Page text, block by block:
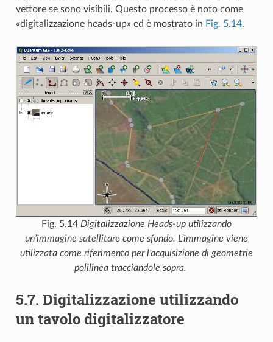
vettore se sono visibili. Questo processo è noto come
«digitalizzazione heads-up» ed è mostrato in Fig. 5.14.
Fig. 5.14 Digitalizzazione Heads-up utilizzando
un’immagine satellitare come sfondo. L’immagine viene
utilizzata come riferimento per l’acquisizione di geometrie
polilinea tracciandole sopra.
5.7. Digitalizzazione utilizzando
un tavolo digitalizzatore